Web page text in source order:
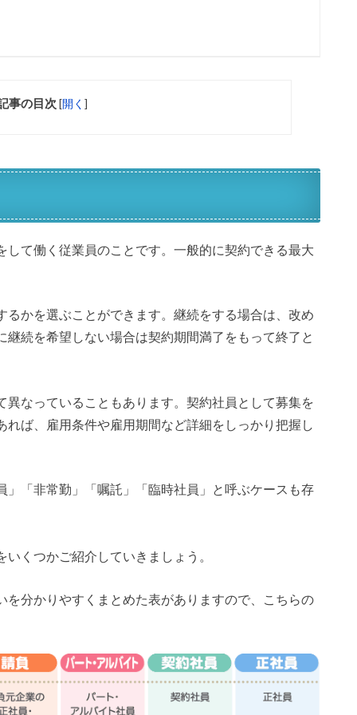
事の目次 [開く ]
て働く従業員のことです。一般的に契約できる最大
かを選ぶことができます。継続をする場合は、改め
続を希望しない場合は契約期間満了をもって終了と
なっていることもあります。契約社員として募集を
ば、雇用条件や雇用期間など詳細をしっかり把握し
「非常勤」「嘱託」「臨時社員」と呼ぶケースも存
くつかご紹介していきましょう。
を分かりやすくまとめた表がありますので、こちらの